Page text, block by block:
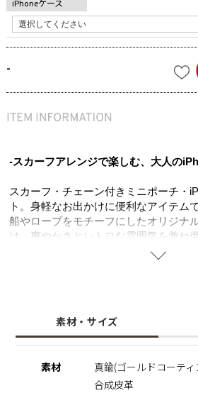
iPhoneケース
-
-スカーフアレンジで楽しむ、大人の
スカーフ・チェーン付きミニポーチ・
ト。身軽なお出かけに便利なアイテムで
船やロープをモチーフにしたオリジナ
は、爽やかさとレトロな雰囲気を兼ね
の金具に結べばハンドルとして使え、
は首元やバッグに巻くなどアレンジも
実用性と遊び心を兼ね備えた、毎日の
※ギフトラッピング
素材・サイズ
素材
真鍮(ゴールドコーティ
合成皮革